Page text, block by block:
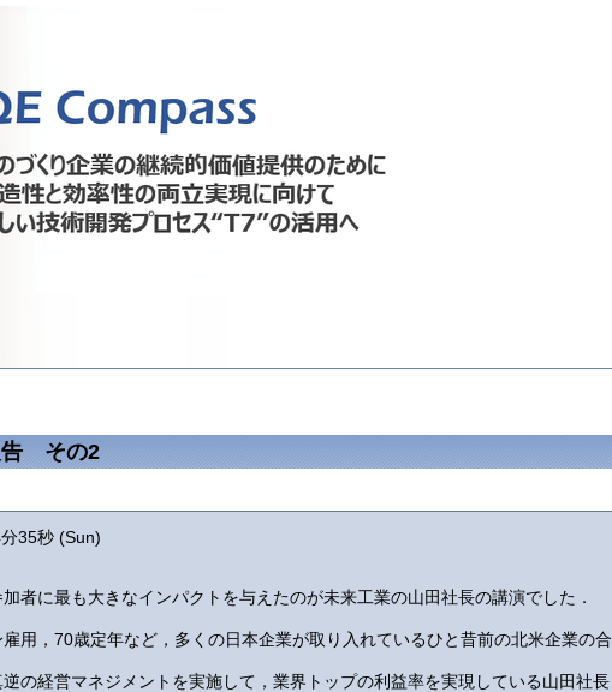
告 その2
35秒 (Sun)
者に最も大きなインパクトを与えたのが未来工業の山田社長の講演でした．
用，70歳定年など，多くの日本企業が取り入れているひと昔前の北米企業の合
の経営マネジメントを実施して，業界トップの利益率を実現している山田社長